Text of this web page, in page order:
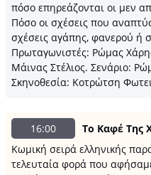
πόσο επηρεάζονται οι μεν
Πόσο οι σχέσεις που
σχέσεις αγάπης, φανερού ή
Πρωταγωνιστές: Ρώμας
Μάινας Στέλιος. Σενάριο:
Σκηνοθεσία: Κοτρώτση
16:00
Το Καφέ Της
Κωμική σειρά ελληνικής
τελευταία φορά που